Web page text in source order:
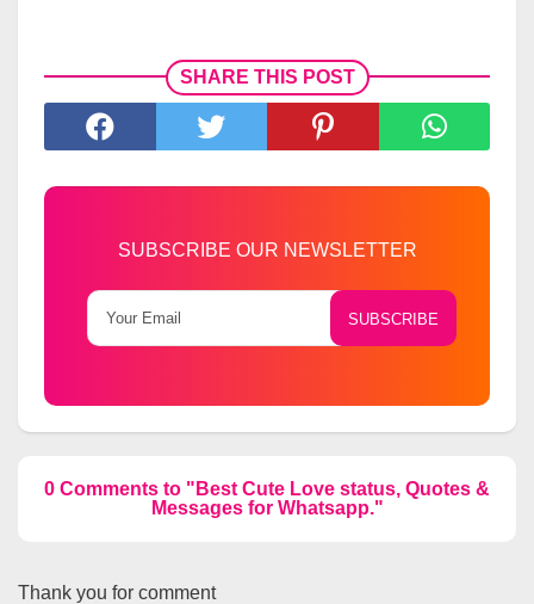
SHARE THIS POST
SUBSCRIBE OUR NEWSLETTER
0 Comments to "Best Cute Love status, Quotes &
Messages for Whatsapp."
Thank you for comment